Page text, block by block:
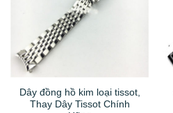
Dây đồng hồ kim loại tissot,
Thay Dây Tissot Chính